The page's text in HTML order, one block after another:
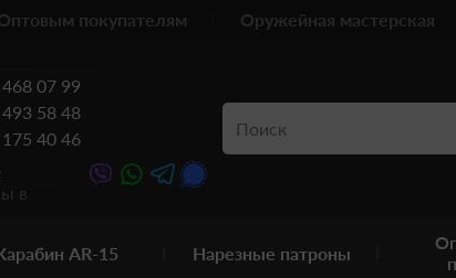
покупателям Оружейная мастерская
07 99
58 48
40 46
в
AR-15 Нарезные патроны